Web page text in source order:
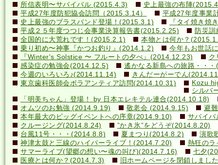
所信表明〜サバイバル (2015.4.3)
史上最強の布陣
平成27年度防犯協会訪問（2015.3.14）
平成27年度事業
史上最強のブラスバンド登場！(2015.3.1)
『タイ焼き焼
平成２５年度つつじ会事業決算報告書(2015.2.25)
防災
全国的に大荒れです！(2015.2.1)
本物とは何か？
乗り初め〜神事『かつお釣り』(2014.1.2)
今年もお世話
『Winter's Solstice 〜 フルートの夕べ』(2014.12.23)
ク
感染症の勉強会(2014.12.5)
遙かなる新島への旅路・・
今週のいろいろ♪(2014.11.14)
きんだーがーでん
東京歯科医師会ボラアンティア訪問(2014.10.31)
Kozu
シルバ
「明美ちゃん」登場！ by 日本エレキテル連合(2014.10.18)
オムツのお勉強 (2014.9.19)
敬老会 (2014.9.15)
避
本年最大のビッグイベントへの序章(2014.9.10)
サバイ
クルージング(2014.8.24)
”かき氷”をどうぞ(2014.8.20)
台風11号・・・(2014.8.8)
夏まつり(2014.8.2)
演歌
神津太鼓と三線のハイパーライブ！(2014.7.20)
熱狂の
サマーライブ(望郷の想い〜魂の叫び)(2014.7.16)
七夕
医療とは何か？(2014.7.3)
旧ホームページを閉鎖しまし